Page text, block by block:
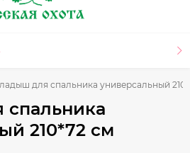
для спальника универсальный
210*72 см